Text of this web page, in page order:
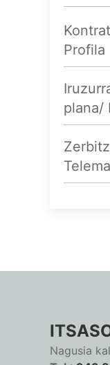
Profila
plana/
Nagusia